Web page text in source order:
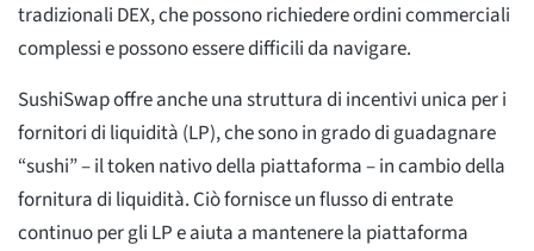
tradizionali DEX, che possono richiedere ordini commerciali
complessi e possono essere difficili da navigare.
SushiSwap offre anche una struttura di incentivi unica per i
fornitori di liquidità (LP), che sono in grado di guadagnare
“sushi” – il token nativo della piattaforma – in cambio della
fornitura di liquidità. Ciò fornisce un flusso di entrate
continuo per gli LP e aiuta a mantenere la piattaforma